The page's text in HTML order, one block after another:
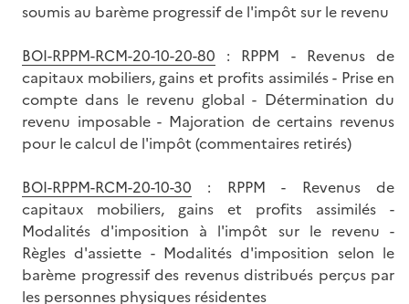
soumis au barème progressif de l'impôt sur le revenu
BOI-RPPM-RCM-20-10-20-80 : RPPM - Revenus de
capitaux mobiliers, gains et profits assimilés - Prise en
compte dans le revenu global - Détermination du
revenu imposable - Majoration de certains revenus
pour le calcul de l'impôt (commentaires retirés)
BOI-RPPM-RCM-20-10-30 : RPPM - Revenus de
capitaux mobiliers, gains et profits assimilés -
Modalités d'imposition à l'impôt sur le revenu -
Règles d'assiette - Modalités d'imposition selon le
barème progressif des revenus distribués perçus par
les personnes physiques résidentes